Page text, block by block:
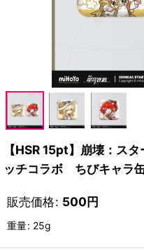
【HSR 15pt】崩壊：ス
ッチコラボ ちびキャラ
販売価格: 500円
重量: 25g